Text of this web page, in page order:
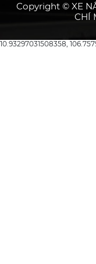
Copyright © XE
CHÍ
10.93297031508358,